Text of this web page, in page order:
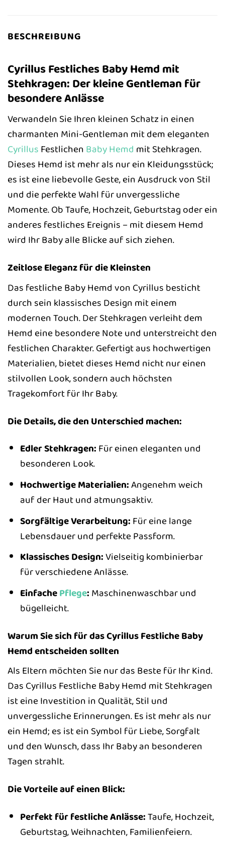
BESCHREIBUNG
Cyrillus Festliches Baby Hemd mit
Stehkragen: Der kleine Gentleman für
besondere Anlässe
Verwandeln Sie Ihren kleinen Schatz in einen
charmanten Mini-Gentleman mit dem eleganten
Cyrillus Festlichen BabyHemd mit Stehkragen.
Dieses Hemd ist mehr als nur ein Kleidungsstück;
es ist eine liebevolle Geste, ein Ausdruck von Stil
und die perfekte Wahl für unvergessliche
Momente. Ob Taufe, Hochzeit, Geburtstag oder ein
anderes festliches Ereignis – mit diesem Hemd
wird Ihr Baby alle Blicke auf sich ziehen.
Zeitlose Eleganz für die Kleinsten
Das festliche Baby Hemd von Cyrillus besticht
durch sein klassisches Design mit einem
modernen Touch. Der Stehkragen verleiht dem
Hemd eine besondere Note und unterstreicht den
festlichen Charakter. Gefertigt aus hochwertigen
Materialien, bietet dieses Hemd nicht nur einen
stilvollen Look, sondern auch höchsten
Tragekomfort für Ihr Baby.
Die Details, die den Unterschied machen:
Edler Stehkragen: Für einen eleganten und
besonderen Look.
Hochwertige Materialien:Angenehm weich
auf der Haut und atmungsaktiv.
Sorgfältige Verarbeitung: Für eine lange
Lebensdauer und perfekte Passform.
Klassisches Design:Vielseitig kombinierbar
für verschiedene Anlässe.
EinfachePflege: Maschinenwaschbar und
bügelleicht.
Warum Sie sich für das Cyrillus Festliche Baby
Hemd entscheiden sollten
Als Eltern möchten Sie nur das Beste für Ihr Kind.
Das Cyrillus Festliche Baby Hemd mit Stehkragen
ist eine Investition in Qualität, Stil und
unvergessliche Erinnerungen. Es ist mehr als nur
ein Hemd; es ist ein Symbol für Liebe, Sorgfalt
und den Wunsch, dass Ihr Baby an besonderen
Tagen strahlt.
Die Vorteile auf einen Blick:
Perfekt für festliche Anlässe:Taufe, Hochzeit,
Geburtstag, Weihnachten, Familienfeiern.